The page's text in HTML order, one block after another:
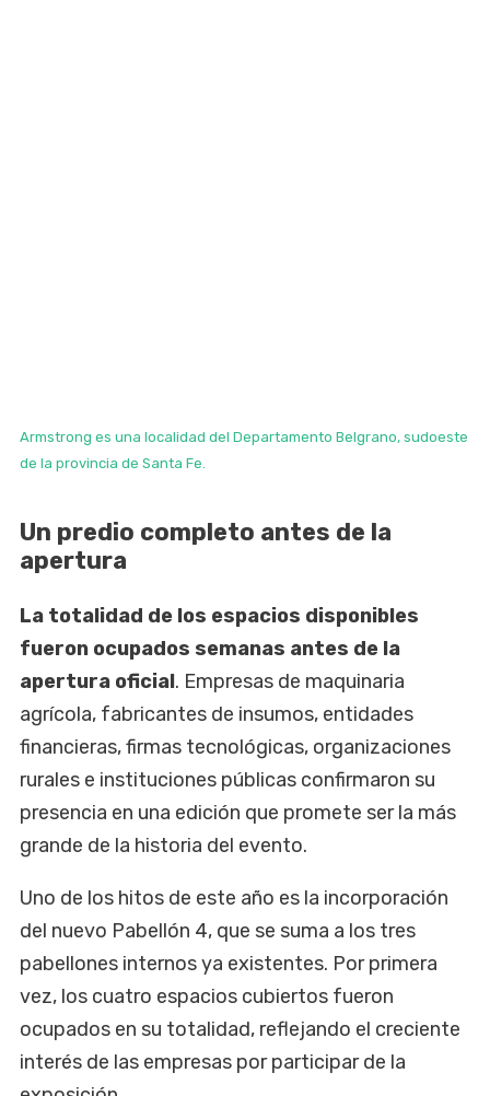
Armstrong es una localidad del Departamento Belgrano, sudoeste
de la provincia de Santa Fe.
Un predio completo antes de la
apertura
La totalidad de los espacios disponibles
fueron ocupados semanas antes de la
apertura oficial. Empresas de maquinaria
agrícola, fabricantes de insumos, entidades
financieras, firmas tecnológicas, organizaciones
rurales e instituciones públicas confirmaron su
presencia en una edición que promete ser la más
grande de la historia del evento.
Uno de los hitos de este año es la incorporación
del nuevo Pabellón 4, que se suma a los tres
pabellones internos ya existentes. Por primera
vez, los cuatro espacios cubiertos fueron
ocupados en su totalidad, reflejando el creciente
interés de las empresas por participar de la